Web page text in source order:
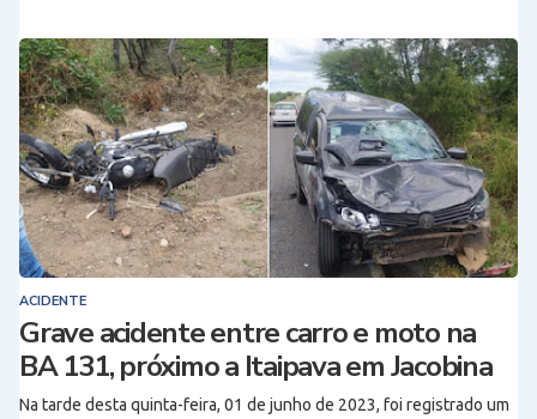
ACIDENTE
Grave acidente entre carro e moto na
BA 131, próximo a Itaipava em Jacobina
Na tarde desta quinta-feira, 01 de junho de 2023, foi registrado um